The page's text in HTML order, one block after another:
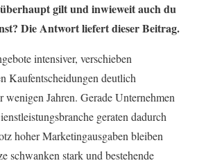
gilt und inwieweit auch du
Die Antwort liefert dieser Beitrag.
intensiver, verschieben
Kaufentscheidungen deutlich
wenigen Jahren. Gerade Unternehmen
geraten dadurch
hoher Marketingausgaben bleiben
schwanken stark und bestehende